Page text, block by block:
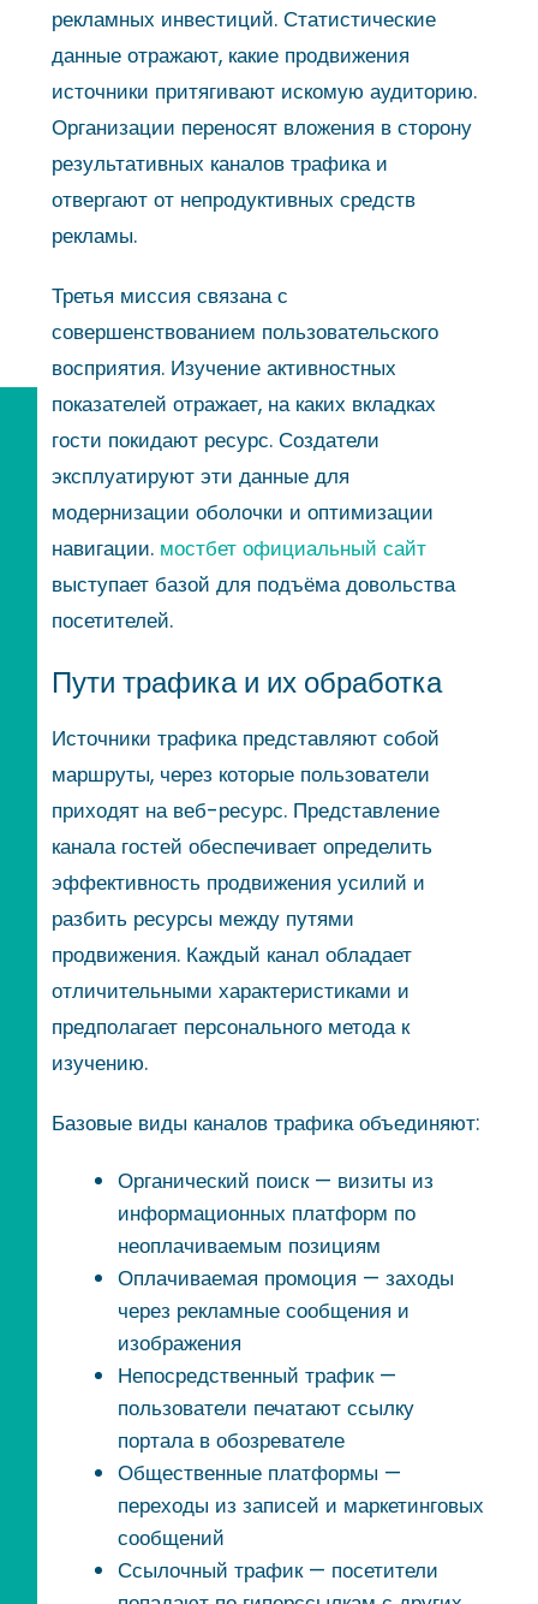
рекламных инвестиций. Статистические
данные отражают, какие продвижения
источники притягивают искомую аудиторию.
Организации переносят вложения в сторону
результативных каналов трафика и
отвергают от непродуктивных средств
рекламы.
Третья миссия связана с
совершенствованием пользовательского
восприятия. Изучение активностных
показателей отражает, на каких вкладках
гости покидают ресурс. Создатели
эксплуатируют эти данные для
модернизации оболочки и оптимизации
навигации. мостбет официальный сайт
выступает базой для подъёма довольства
посетителей.
Пути трафика и их обработка
Источники трафика представляют собой
маршруты, через которые пользователи
приходят на веб-ресурс. Представление
канала гостей обеспечивает определить
эффективность продвижения усилий и
разбить ресурсы между путями
продвижения. Каждый канал обладает
отличительными характеристиками и
предполагает персонального метода к
изучению.
Базовые виды каналов трафика объединяют:
Органический поиск — визиты из
информационных платформ по
неоплачиваемым позициям
Оплачиваемая промоция — заходы
через рекламные сообщения и
изображения
Непосредственный трафик —
пользователи печатают ссылку
портала в обозревателе
Общественные платформы —
переходы из записей и маркетинговых
сообщений
Ссылочный трафик — посетители